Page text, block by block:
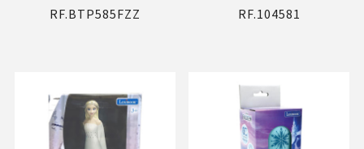
RF.BTP585FZZ
RF.104581